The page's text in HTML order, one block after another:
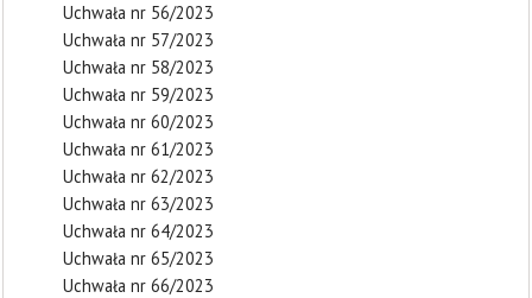
Uchwała nr 56/2023
Uchwała nr 57/2023
Uchwała nr 58/2023
Uchwała nr 59/2023
Uchwała nr 60/2023
Uchwała nr 61/2023
Uchwała nr 62/2023
Uchwała nr 63/2023
Uchwała nr 64/2023
Uchwała nr 65/2023
Uchwała nr 66/2023